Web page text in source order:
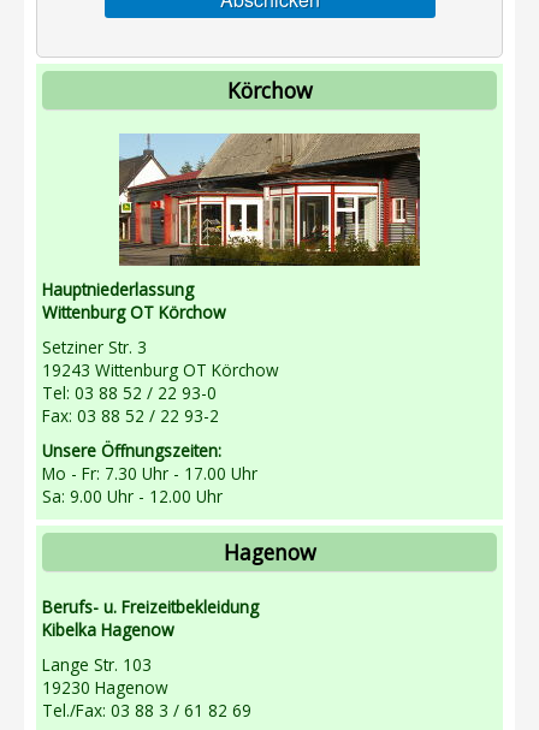
Körchow
Hauptniederlassung
Wittenburg OT Körchow
Setziner Str. 3
19243 Wittenburg OT Körchow
Tel: 03 88 52 / 22 93-0
Fax: 03 88 52 / 22 93-2
Unsere Öffnungszeiten:
Mo - Fr: 7.30 Uhr - 17.00 Uhr
Sa: 9.00 Uhr - 12.00 Uhr
Hagenow
Berufs- u. Freizeitbekleidung
Kibelka Hagenow
Lange Str. 103
19230 Hagenow
Tel./Fax: 03 88 3 / 61 82 69